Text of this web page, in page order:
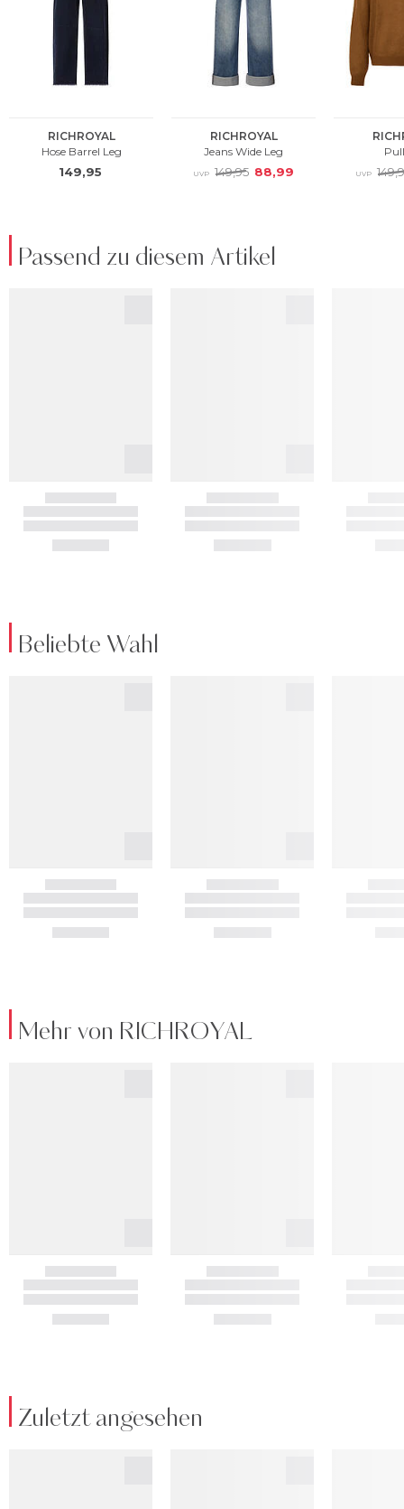
Passend zu diesem Artikel
Beliebte Wahl
Mehr von RICHROYAL
Zuletzt angesehen